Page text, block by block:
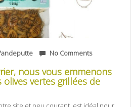
No Comments
nous vous emmenons
vertes grillées de